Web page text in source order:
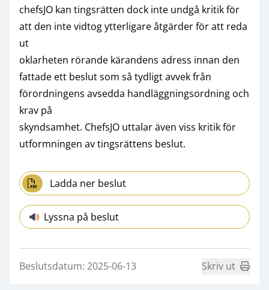
chefsJO kan tingsrätten dock inte undgå kritik för
att den inte vidtog ytterligare åtgärder för att reda
ut
oklarheten rörande kärandens adress innan den
fattade ett beslut som så tydligt avvek från
förordningens avsedda handläggningsordning och
krav på
skyndsamhet. ChefsJO uttalar även viss kritik för
utformningen av tingsrättens beslut.
Ladda ner beslut
Lyssna på beslut
Beslutsdatum: 2025-06-13 Skriv ut